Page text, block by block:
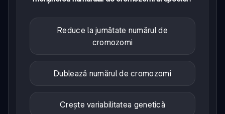
Reduce la jumătate numărul de
cromozomi
Dublează numărul de cromozomi
Crește variabilitatea genetică